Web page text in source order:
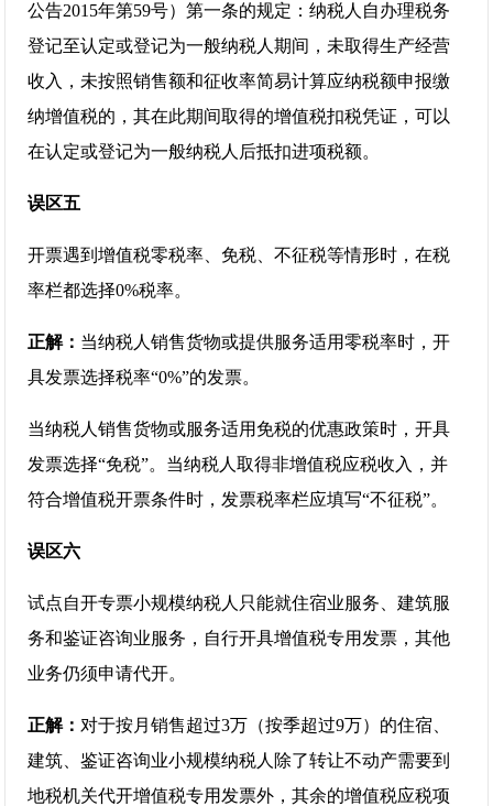
公告2015年第59号）第一条的规定：纳税人自办理税务
登记至认定或登记为一般纳税人期间，未取得生产经营
收入，未按照销售额和征收率简易计算应纳税额申报缴
纳增值税的，其在此期间取得的增值税扣税凭证，可以
在认定或登记为一般纳税人后抵扣进项税额。
误区五
开票遇到增值税零税率、免税、不征税等情形时，在税
率栏都选择0%税率。
正解： 当纳税人销售货物或提供服务适用零税率时，开
具发票选择税率“0%”的发票。
当纳税人销售货物或服务适用免税的优惠政策时，开具
发票选择“免税”。当纳税人取得非增值税应税收入，并
符合增值税开票条件时，发票税率栏应填写“不征税”。
误区六
试点自开专票小规模纳税人只能就住宿业服务、建筑服
务和鉴证咨询业服务，自行开具增值税专用发票，其他
业务仍须申请代开。
正解： 对于按月销售超过3万（按季超过9万）的住宿、
建筑、鉴证咨询业小规模纳税人除了转让不动产需要到
地税机关代开增值税专用发票外，其余的增值税应税项